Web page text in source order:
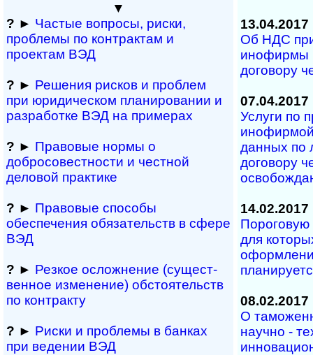
▼
? ► Частые вопросы, рис­ки,
проблемы по конт­рактам и
проектам ВЭД
? ► Решения рисков и про­блем
при юридичес­ком планирова­нии и
разра­ботке ВЭД на примерах
? ► Правовые нормы о
добросовестности и чест­ной
деловой практике
? ► Правовые способы
обеспечения обяза­тельств в сфере
ВЭД
? ► Резкое осложнение (сущест­
вен­ное измене­ние) обсто­ятельств
по контракту
? ► Риски и проблемы в банках
при ведении ВЭД
13.04.2017
Об НДС
инофирмы
договору
07.04.2017
Услуги по
инофирмой
данных по
договору
14.02.2017
Пороговую
для
08.02.2017
О
научно -